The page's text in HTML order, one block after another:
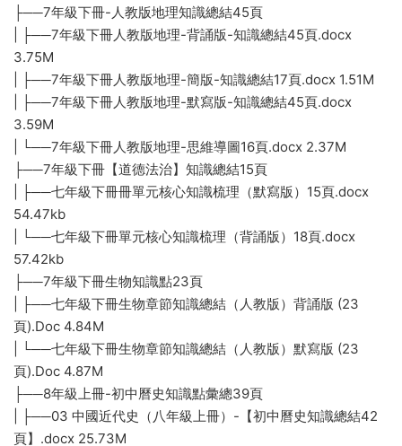
├──7年級下冊-人教版地理知識總結45頁
| ├──7年級下冊人教版地理-背誦版-知識總結45頁.docx
3.75M
| ├──7年級下冊人教版地理-簡版-知識總結17頁.docx 1.51M
| ├──7年級下冊人教版地理-默寫版-知識總結45頁.docx
3.59M
| └──7年級下冊人教版地理-思維導圖16頁.docx 2.37M
├──7年級下冊【道德法治】知識總結15頁
| ├──七年級下冊冊單元核心知識梳理（默寫版）15頁.docx
54.47kb
| └──七年級下冊單元核心知識梳理（背誦版）18頁.docx
57.42kb
├──7年級下冊生物知識點23頁
| ├──七年級下冊生物章節知識總結（人教版）背誦版 (23
頁).Doc 4.84M
| └──七年級下冊生物章節知識總結（人教版）默寫版 (23
頁).Doc 4.87M
├──8年級上冊-初中曆史知識點彙總39頁
| ├──03 中國近代史（八年級上冊）-【初中曆史知識總結42
頁】.docx 25.73M